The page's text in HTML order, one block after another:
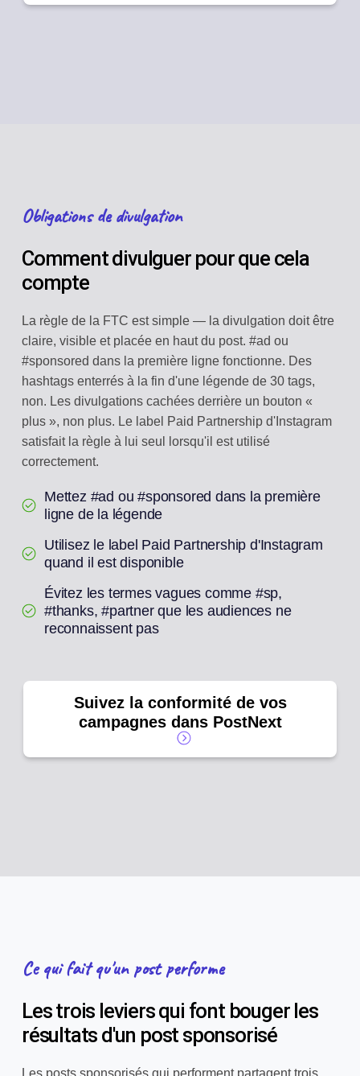
Obligations de divulgation
Comment divulguer pour que cela
compte
La règle de la FTC est simple — la divulgation doit être
claire, visible et placée en haut du post. #ad ou
#sponsored dans la première ligne fonctionne. Des
hashtags enterrés à la fin d'une légende de 30 tags,
non. Les divulgations cachées derrière un bouton «
plus », non plus. Le label Paid Partnership d'Instagram
satisfait la règle à lui seul lorsqu'il est utilisé
correctement.
Mettez #ad ou #sponsored dans la première
ligne de la légende
Utilisez le label Paid Partnership d'Instagram
quand il est disponible
Évitez les termes vagues comme #sp,
#thanks, #partner que les audiences ne
reconnaissent pas
Suivez la conformité de vos
campagnes dans PostNext
Ce qui fait qu'un post performe
Les trois leviers qui font bouger les
résultats d'un post sponsorisé
Les posts sponsorisés qui performent partagent trois